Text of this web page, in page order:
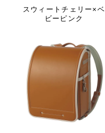
スウィートチェリー×ベ
ビーピンク